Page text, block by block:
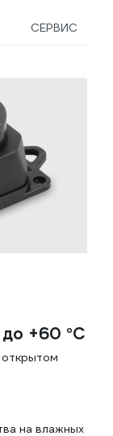
СЕРВИС
+60 °С
открытом
на влажных